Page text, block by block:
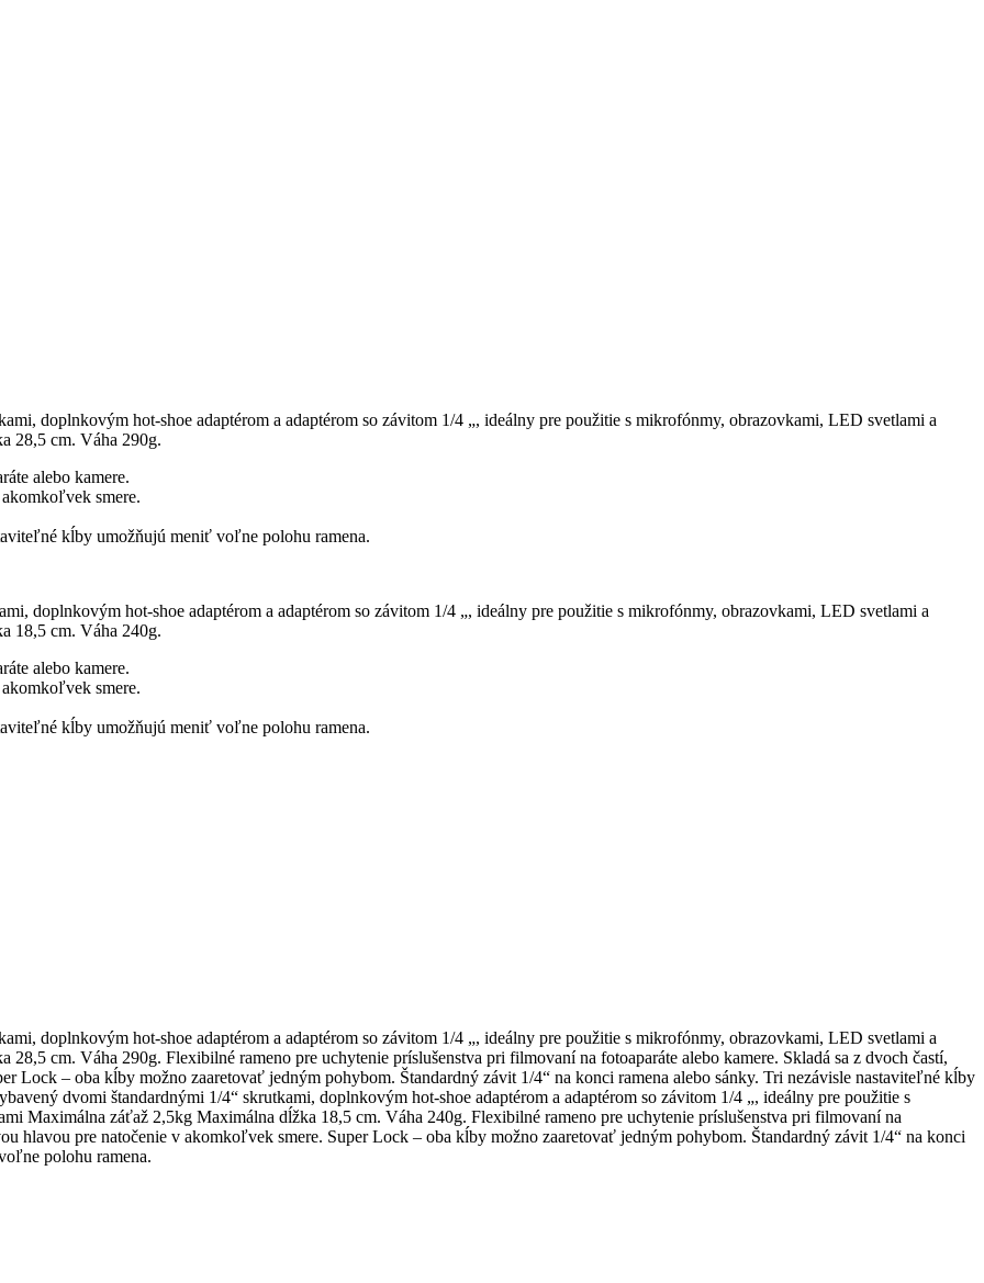
doplnkovým hot-shoe adaptérom a adaptérom so závitom 1/4 „, ideálny pre použitie s mikrofónmy, obrazovkami, LED svetlami a
28,5 cm. Váha 290g.
alebo kamere.
smere.
kĺby umožňujú meniť voľne polohu ramena.
doplnkovým hot-shoe adaptérom a adaptérom so závitom 1/4 „, ideálny pre použitie s mikrofónmy, obrazovkami, LED svetlami a
18,5 cm. Váha 240g.
alebo kamere.
smere.
kĺby umožňujú meniť voľne polohu ramena.
doplnkovým hot-shoe adaptérom a adaptérom so závitom 1/4 „, ideálny pre použitie s mikrofónmy, obrazovkami, LED svetlami a
cm. Váha 290g. Flexibilné rameno pre uchytenie príslušenstva pri filmovaní na fotoaparáte alebo kamere. Skladá sa z dvoch častí,
Lock – oba kĺby možno zaaretovať jedným pohybom. Štandardný závit 1/4“ na konci ramena alebo sánky. Tri nezávisle nastaviteľné kĺby
dvomi štandardnými 1/4“ skrutkami, doplnkovým hot-shoe adaptérom a adaptérom so závitom 1/4 „, ideálny pre použitie s
Maximálna záťaž 2,5kg Maximálna dĺžka 18,5 cm. Váha 240g. Flexibilné rameno pre uchytenie príslušenstva pri filmovaní na
hlavou pre natočenie v akomkoľvek smere. Super Lock – oba kĺby možno zaaretovať jedným pohybom. Štandardný závit 1/4“ na konci
polohu ramena.